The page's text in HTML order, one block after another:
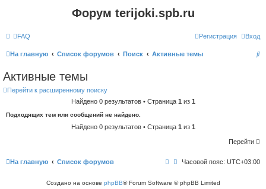
Форум terijoki.spb.ru
FAQ Вход
Регистрация
На главную Список форумов Поиск Активные темы
П
Активные темы
Перейти к расширенному поиску
Найдено 0 результатов • Страница 1 из 1
Подходящих тем или сообщений не найдено.
Найдено 0 результатов • Страница 1 из 1
Перейти
На главную Список форумов Часовой пояс: UTC+03:00
Создано на основе phpBB® Forum Software © phpBB Limited